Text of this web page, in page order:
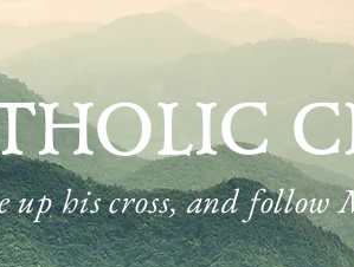
up his cross, and